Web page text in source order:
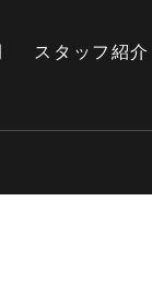
スタッフ紹介